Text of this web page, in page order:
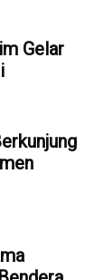
Gelar